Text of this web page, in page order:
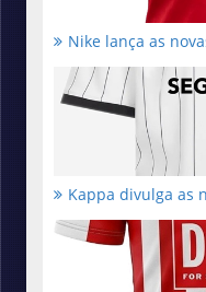
Nike lança as
Kappa divulga as